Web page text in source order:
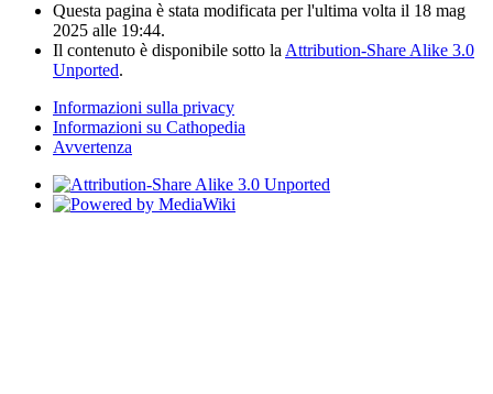
Questa pagina è stata modificata per l'ultima volta il 18 mag
2025 alle 19:44.
Il contenuto è disponibile sotto laAttribution-Share Alike 3.0
Unported.
Informazioni sulla privacy
Informazioni su Cathopedia
Avvertenza